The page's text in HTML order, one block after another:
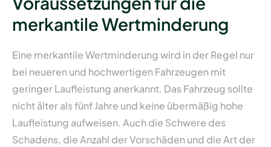
merkantile Wertminderung
Eine merkantile Wertminderung wird in der Regel nur
bei neueren und hochwertigen Fahrzeugen mit
geringer Laufleistung anerkannt. Das Fahrzeug sollte
nicht älter als fünf Jahre und keine übermäßig hohe
Laufleistung aufweisen. Auch die Schwere des
Schadens, die Anzahl der Vorschäden und die Art der